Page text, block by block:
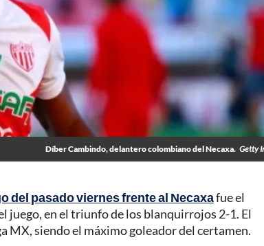
Díber Cambindo, delantero colombiano del Necaxa. Getty
del pasado viernes frente al Necaxafue el
en el triunfo de los blanquirrojos 2-1. El
MX, siendo el máximo goleador del certamen.